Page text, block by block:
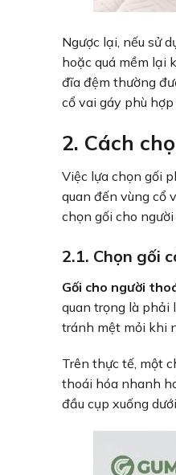
Ngược lại, nếu sử
hoặc quá mềm lại
đĩa đệm thường
cổ vai gáy phù
2. Cách
Việc lựa chọn gối
quan đến vùng cổ
chọn gối cho
2.1. Chọn gối
Gối cho người
quan trọng là phải
tránh mệt mỏi khi
Trên thực tế, một
thoái hóa nhanh
đầu cụp xuống